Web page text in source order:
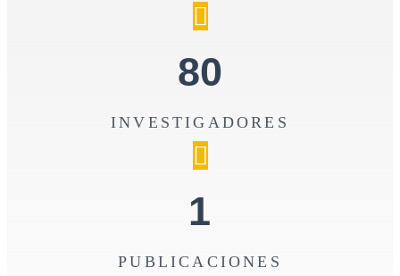
80
INVESTIGADORES
1
PUBLICACIONES